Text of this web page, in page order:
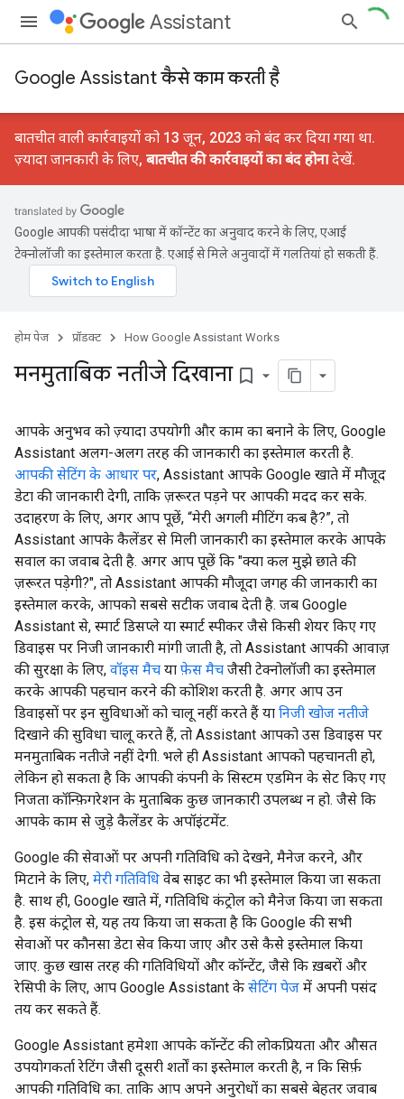
Assistant
Google Assistant कैसे काम करती है
बातचीत वाली कार्रवाइयों को 13 जून, 2023 को बंद कर दिया गया था.
ज़्यादा जानकारी के लिए, बातचीत की कार्रवाइयों का बंद होनादेखें.
Google आपकी पसंदीदा भाषा में कॉन्टेंट का अनुवाद करने के लिए, एआई
टेक्नोलॉजी का इस्तेमाल करता है. एआई से मिले अनुवादों में गलतियां हो सकती हैं.
होम पेज प्रॉडक्ट How Google Assistant Works
मनमुताबिक नतीजे दिखाना bookmark_border
आपके अनुभव को ज़्यादा उपयोगी और काम का बनाने के लिए, Google
Assistant अलग-अलग तरह की जानकारी का इस्तेमाल करती है.
आपकी सेटिंग के आधार पर, Assistant आपके Google खाते में मौजूद
डेटा की जानकारी देगी, ताकि ज़रूरत पड़ने पर आपकी मदद कर सके.
उदाहरण के लिए, अगर आप पूछें, “मेरी अगली मीटिंग कब है?”, तो
Assistant आपके कैलेंडर से मिली जानकारी का इस्तेमाल करके आपके
सवाल का जवाब देती है. अगर आप पूछें कि "क्या कल मुझे छाते की
ज़रूरत पड़ेगी?", तो Assistant आपकी मौजूदा जगह की जानकारी का
इस्तेमाल करके, आपको सबसे सटीक जवाब देती है. जब Google
Assistant से, स्मार्ट डिसप्ले या स्मार्ट स्पीकर जैसे किसी शेयर किए गए
डिवाइस पर निजी जानकारी मांगी जाती है, तो Assistant आपकी आवाज़
की सुरक्षा के लिए, वॉइस मैच या फ़ेस मैच जैसी टेक्नोलॉजी का इस्तेमाल
करके आपकी पहचान करने की कोशिश करती है. अगर आप उन
डिवाइसों पर इन सुविधाओं को चालू नहीं करते हैं या निजी खोज नतीजे
दिखाने की सुविधा चालू करते हैं, तो Assistant आपको उस डिवाइस पर
मनमुताबिक नतीजे नहीं देगी. भले ही Assistant आपको पहचानती हो,
लेकिन हो सकता है कि आपकी कंपनी के सिस्टम एडमिन के सेट किए गए
निजता कॉन्फ़िगरेशन के मुताबिक कुछ जानकारी उपलब्ध न हो. जैसे कि
आपके काम से जुड़े कैलेंडर के अपॉइंटमेंट.
Google की सेवाओं पर अपनी गतिविधि को देखने, मैनेज करने, और
मिटाने के लिए, मेरी गतिविधि वेब साइट का भी इस्तेमाल किया जा सकता
है. साथ ही, Google खाते में, गतिविधि कंट्रोल को मैनेज किया जा सकता
है. इस कंट्रोल से, यह तय किया जा सकता है कि Google की सभी
सेवाओं पर कौनसा डेटा सेव किया जाए और उसे कैसे इस्तेमाल किया
जाए. कुछ खास तरह की गतिविधियों और कॉन्टेंट, जैसे कि ख़बरों और
रेसिपी के लिए, आप Google Assistant के सेटिंग पेज में अपनी पसंद
तय कर सकते हैं.
Google Assistant हमेशा आपके कॉन्टेंट की लोकप्रियता और औसत
उपयोगकर्ता रेटिंग जैसी दूसरी शर्तों का इस्तेमाल करती है, न कि सिर्फ़
आपकी गतिविधि का. ताकि आप अपने अनुरोधों का सबसे बेहतर जवाब